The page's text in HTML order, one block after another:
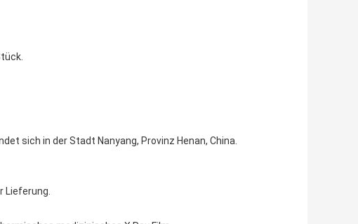
sich in der Stadt Nanyang, Provinz Henan, China.
Lieferung.